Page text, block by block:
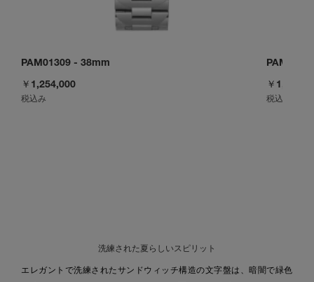
PAM01309 - 38mm
￥1,254,000
税込み
￥
税込み
洗練された夏らしいスピリット
エレガントで洗練されたサンドウィッチ構造の文字盤は、暗闇で緑色